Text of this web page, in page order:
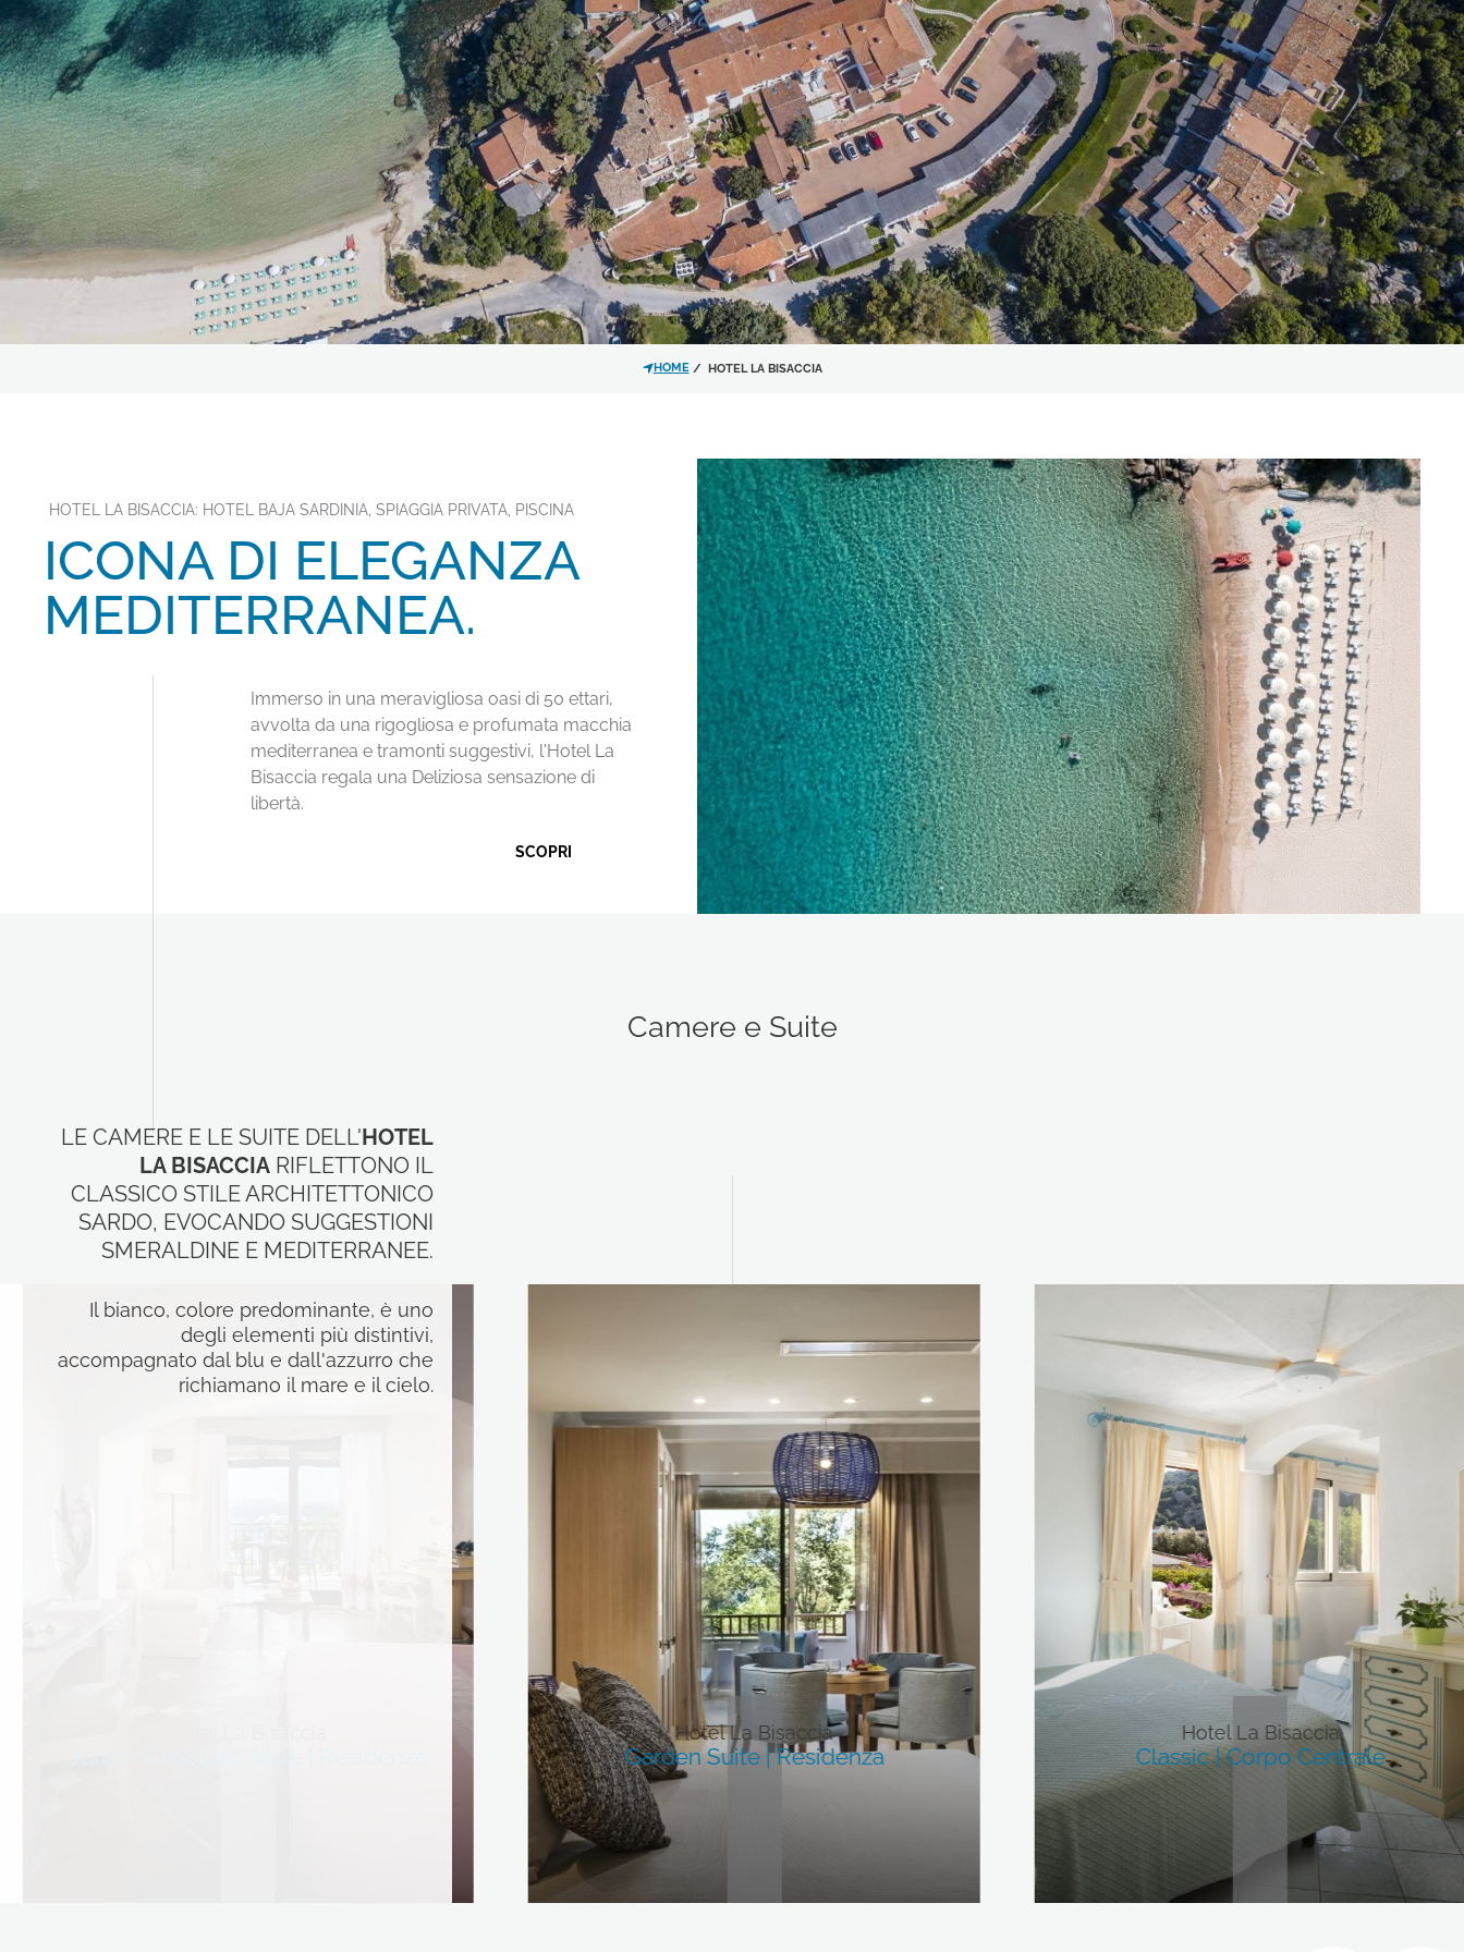
Ho letto e accettato l'informativa sulla privacye il
trattamento dei dati personali.
Acconsento al trattamento dei dati come risultante
dell'informativa privacyper le finalità di invio di
materiale promozionale.
Iscrivimi alla newsletter!
LA NOSTRA STORIA
OFFERTE
ESPERIENZE
CONTATTI
GALLERY
SEGUICI SUI SOCIAL
HOME HOTEL LA BISACCIA
HOTEL LA BISACCIA: HOTEL BAJA SARDINIA, SPIAGGIA PRIVATA, PISCINA
ICONA DI ELEGANZA
MEDITERRANEA.
Immerso in una meravigliosa oasi di 50 ettari,
avvolta da una rigogliosa e profumata macchia
mediterranea e tramonti suggestivi, l'Hotel La
Bisaccia regala una Deliziosa sensazione di
libertà.
SCOPRI
Camere e Suite
LE CAMERE E LE SUITE DELL'HOTEL
LA BISACCIARIFLETTONO IL
CLASSICO STILE ARCHITETTONICO
SARDO, EVOCANDO SUGGESTIONI
SMERALDINE E MEDITERRANEE.
Il bianco, colore predominante, è uno
degli elementi più distintivi,
accompagnato dal blu e dall'azzurro che
richiamano il mare e il cielo.
Hotel La Bisaccia
Garden Suite | Residenza
Hotel La Bisaccia
Classic | Corpo Centrale